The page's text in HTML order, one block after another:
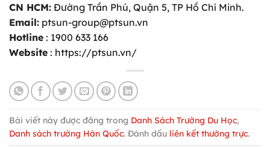
CN HCM: Đường Trần Phú, Quận 5, TP Hồ Chí Minh.
Email: ptsun-group@ptsun.vn
Hotline : 1900 633 166
Website : https://ptsun.vn/
Bài viết này được đăng trong Danh Sách Trường Du Học,
Danh sách trường Hàn Quốc. Đánh dấu liên kết thường trực.